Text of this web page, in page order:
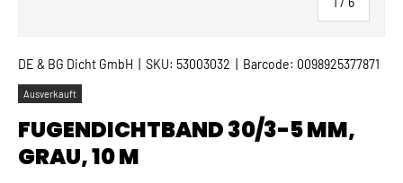
DE & BG Dicht GmbH SKU: 53003032 Barcode: 0098925377871
Ausverkauft
FUGENDICHTBAND 30/3-5 MM,
GRAU, 10 M